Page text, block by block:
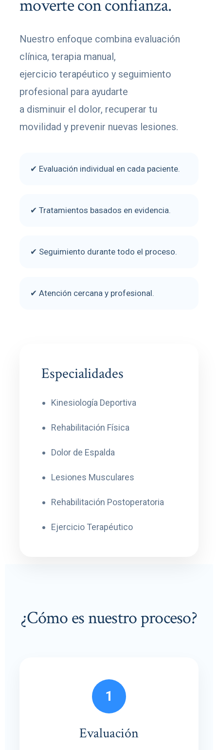
moverte con confianza.
Nuestro enfoque combina evaluación
clínica, terapia manual,
ejercicio terapéutico y seguimiento
profesional para ayudarte
a disminuir el dolor, recuperar tu
movilidad y prevenir nuevas lesiones.
✔ Evaluación individual en cada paciente.
✔ Tratamientos basados en evidencia.
✔ Seguimiento durante todo el proceso.
✔ Atención cercana y profesional.
Especialidades
Kinesiología Deportiva
Rehabilitación Física
Dolor de Espalda
Lesiones Musculares
Rehabilitación Postoperatoria
Ejercicio Terapéutico
¿Cómo es nuestro proceso?
1
Evaluación